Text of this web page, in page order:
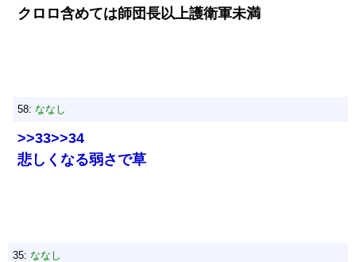
クロロ含めては師団長以上護衛軍未満
58: ななし
>>33>>34
悲しくなる弱さで草
35: ななし